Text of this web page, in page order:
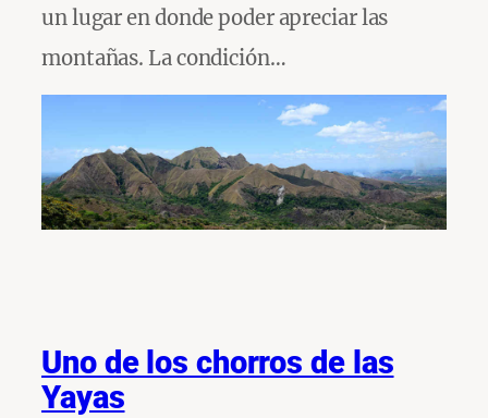
un lugar en donde poder apreciar las
montañas. La condición…
Uno de los chorros de las
Yayas